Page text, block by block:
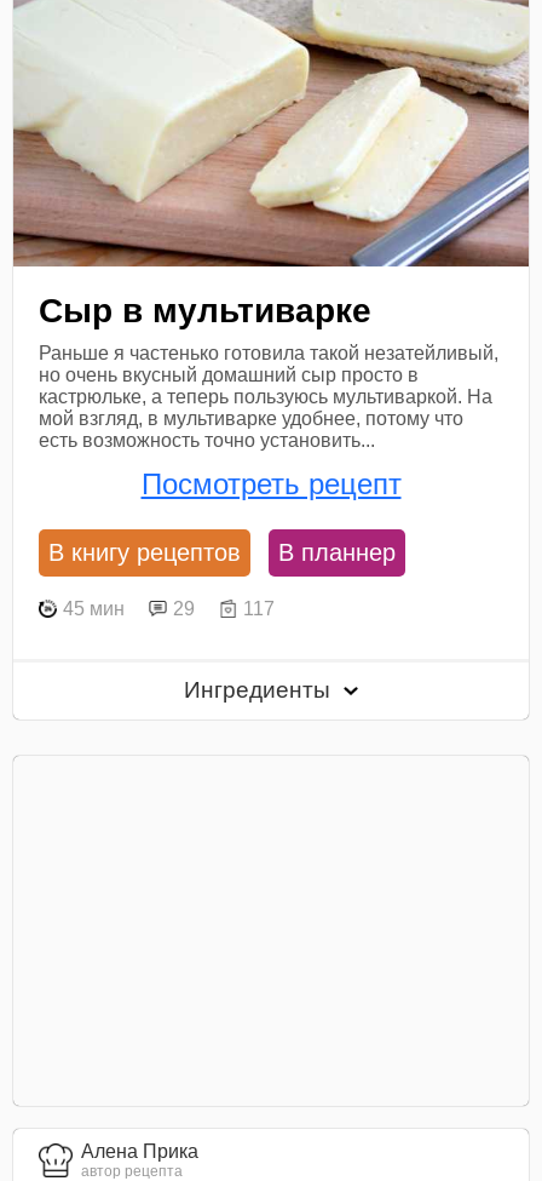
Сыр в мультиварке
Раньше я частенько готовила такой незатейливый,
но очень вкусный домашний сыр просто в
кастрюльке, а теперь пользуюсь мультиваркой. На
мой взгляд, в мультиварке удобнее, потому что
есть возможность точно установить...
Посмотреть рецепт
В книгу рецептов В планнер
45 мин 29 117
Ингредиенты
Алена Прика
автор рецепта